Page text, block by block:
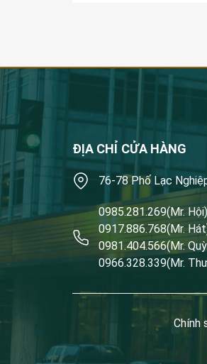
ĐỊA CHỈ CỬA HÀNG
76-78 Phố Lạc
0985.281.269(Mr. Hội)
0917.886.768(Mr.
0981.404.566(Mr.
0966.328.339(Mr.
Chính